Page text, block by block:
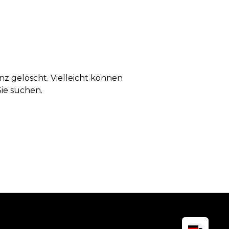
gelöscht. Vielleicht können
suchen.